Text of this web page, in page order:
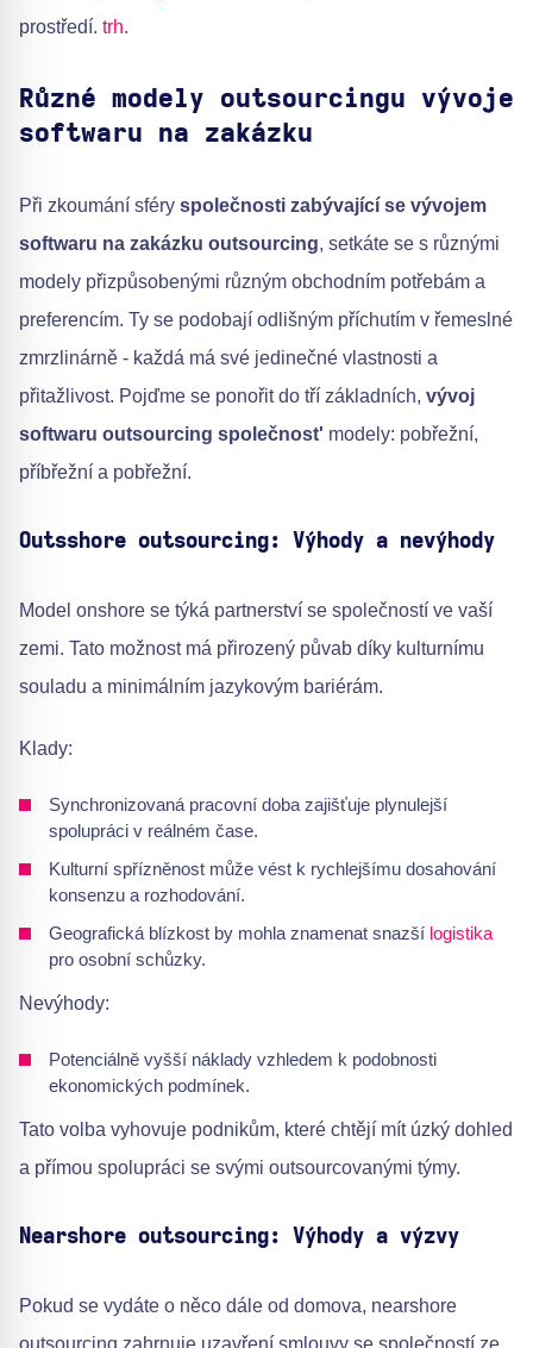
prostředí. trh.
Různé modely outsourcingu vývoje
softwaru na zakázku
Při zkoumání sféry společnosti zabývající se vývojem
softwaru na zakázku outsourcing, setkáte se s různými
modely přizpůsobenými různým obchodním potřebám a
preferencím. Ty se podobají odlišným příchutím v řemeslné
zmrzlinárně - každá má své jedinečné vlastnosti a
přitažlivost. Pojďme se ponořit do tří základních, vývoj
softwaru outsourcing společnost' modely: pobřežní,
příbřežní a pobřežní.
Outsshore outsourcing: Výhody a nevýhody
Model onshore se týká partnerství se společností ve vaší
zemi. Tato možnost má přirozený půvab díky kulturnímu
souladu a minimálním jazykovým bariérám.
Klady:
Synchronizovaná pracovní doba zajišťuje plynulejší
spolupráci v reálném čase.
Kulturní spřízněnost může vést k rychlejšímu dosahování
konsenzu a rozhodování.
Geografická blízkost by mohla znamenat snazší logistika
pro osobní schůzky.
Nevýhody:
Potenciálně vyšší náklady vzhledem k podobnosti
ekonomických podmínek.
Tato volba vyhovuje podnikům, které chtějí mít úzký dohled
a přímou spolupráci se svými outsourcovanými týmy.
Nearshore outsourcing: Výhody a výzvy
Pokud se vydáte o něco dále od domova, nearshore
outsourcing zahrnuje uzavření smlouvy se společností ze